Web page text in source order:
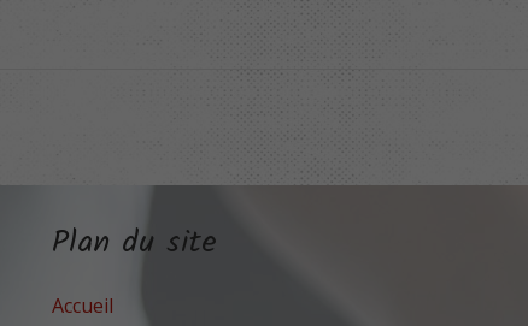
Plan du site
Accueil